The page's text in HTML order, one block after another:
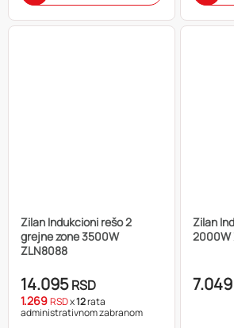
Zilan Indukcioni rešo 2
grejne zone 3500W
ZLN8088
14.095RSD
1.269RSDx12rata
administrativnom zabranom
Zilan
2000W
7.049